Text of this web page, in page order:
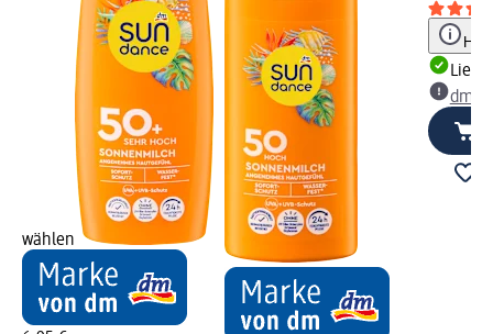
wählen
dm